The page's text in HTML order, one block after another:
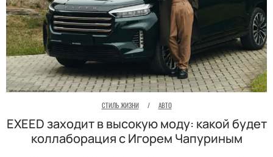
СТИЛЬ ЖИЗНИ / АВТО
EXEED заходит в высокую моду: какой будет
коллаборация с Игорем Чапуриным